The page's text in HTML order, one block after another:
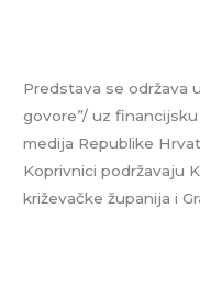
Predstava se održava
govore”/ uz
medija Republike
Koprivnici podržavaju
križevačke županija i